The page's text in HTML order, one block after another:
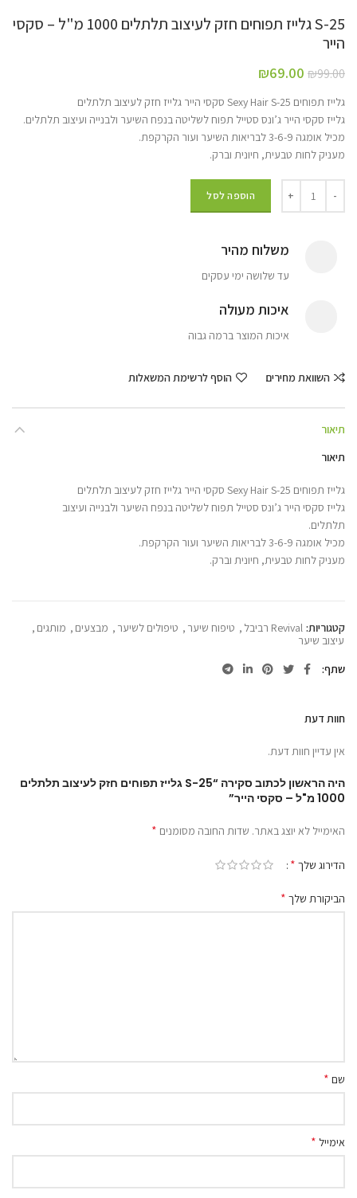
S-25 גלייז תפוחים חזק לעיצוב תלתלים 1000 מ"ל – סקסי
הייר
₪99.00
₪69.00
גלייז תפוחים Sexy Hair S-25 סקסי הייר גלייז חזק לעיצוב תלתלים
גלייז סקסי הייר ג’ונס סטייל תפוח לשליטה בנפח השיער ולבנייה ועיצוב תלתלים.
מכיל אומגה 3-6-9 לבריאות השיער ועור הקרקפת.
מעניק לחות טבעית, חיונית וברק.
הוספה לסל
משלוח מהיר
עד שלושה ימי עסקים
איכות מעולה
איכות המוצר ברמה גבוה
השוואת מחירים הוסף לרשימת המשאלות
תיאור
תיאור
גלייז תפוחים Sexy Hair S-25 סקסי הייר גלייז חזק לעיצוב תלתלים
גלייז סקסי הייר ג’ונס סטייל תפוח לשליטה בנפח השיער ולבנייה ועיצוב
תלתלים.
מכיל אומגה 3-6-9 לבריאות השיער ועור הקרקפת.
מעניק לחות טבעית, חיונית וברק.
קטגוריות: Revival רביבל , טיפוח שיער , טיפולים לשיער , מבצעים , מותגים ,
עיצוב שיער
שתף
חוות דעת
אין עדיין חוות דעת.
היה הראשון לכתוב סקירה “S-25 גלייז תפוחים חזק לעיצוב תלתלים
1000 מ"ל – סקסי הייר”
האימייל לא יוצג באתר. שדות החובה מסומנים *
הדירוג שלך *
הביקורת שלך *
שם *
אימייל *